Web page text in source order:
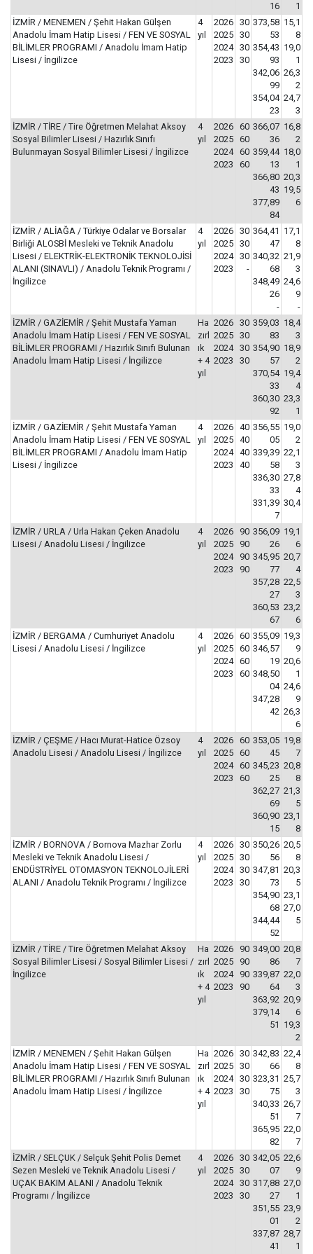
16
1
İZMİR / MENEMEN / Şehit Hakan Gülşen
Anadolu İmam Hatip Lisesi / FEN VE SOSYAL
BİLİMLER PROGRAMI / Anadolu İmam Hatip
Lisesi / İngilizce
4
yıl
2026
2025
2024
2023
30
30
30
30
373,58
53
354,43
93
342,06
99
354,04
23
15,1
8
19,0
1
26,3
2
24,7
3
İZMİR / TİRE / Tire Öğretmen Melahat Aksoy
Sosyal Bilimler Lisesi / Hazırlık Sınıfı
Bulunmayan Sosyal Bilimler Lisesi / İngilizce
4
yıl
2026
2025
2024
2023
60
60
60
60
366,07
36
359,44
13
366,80
43
377,89
84
16,8
2
18,0
1
20,3
19,5
6
İZMİR / ALİAĞA / Türkiye Odalar ve Borsalar
Birliği ALOSBİ Mesleki ve Teknik Anadolu
Lisesi / ELEKTRİK-ELEKTRONİK TEKNOLOJİSİ
ALANI (SINAVLI) / Anadolu Teknik Programı /
İngilizce
4
yıl
2026
2025
2024
2023
30
30
30
-
364,41
47
340,32
68
348,49
26
-
17,1
8
21,9
3
24,6
9
-
İZMİR / GAZİEMİR / Şehit Mustafa Yaman
Anadolu İmam Hatip Lisesi / FEN VE SOSYAL
BİLİMLER PROGRAMI / Hazırlık Sınıfı Bulunan
Anadolu İmam Hatip Lisesi / İngilizce
Ha
zırl
ık
+ 4
yıl
2026
2025
2024
2023
30
30
30
30
359,03
83
354,90
57
370,54
33
360,30
92
18,4
3
18,9
2
19,4
4
23,3
1
İZMİR / GAZİEMİR / Şehit Mustafa Yaman
Anadolu İmam Hatip Lisesi / FEN VE SOSYAL
BİLİMLER PROGRAMI / Anadolu İmam Hatip
Lisesi / İngilizce
4
yıl
2026
2025
2024
2023
40
40
40
40
356,55
05
339,39
58
336,30
33
331,39
7
19,0
2
22,1
3
27,8
4
30,4
İZMİR / URLA / Urla Hakan Çeken Anadolu
Lisesi / Anadolu Lisesi / İngilizce
4
yıl
2026
2025
2024
2023
90
90
90
90
356,09
26
345,95
77
357,28
27
360,53
67
19,1
6
20,7
4
22,5
3
23,2
6
İZMİR / BERGAMA / Cumhuriyet Anadolu
Lisesi / Anadolu Lisesi / İngilizce
4
yıl
2026
2025
2024
2023
60
60
60
60
355,09
346,57
19
348,50
04
347,28
42
19,3
9
20,6
1
24,6
9
26,3
6
İZMİR / ÇEŞME / Hacı Murat-Hatice Özsoy
Anadolu Lisesi / Anadolu Lisesi / İngilizce
4
yıl
2026
2025
2024
2023
60
60
60
60
353,05
45
345,23
25
362,27
69
360,90
15
19,8
7
20,8
8
21,3
5
23,1
8
İZMİR / BORNOVA / Bornova Mazhar Zorlu
Mesleki ve Teknik Anadolu Lisesi /
ENDÜSTRİYEL OTOMASYON TEKNOLOJİLERİ
ALANI / Anadolu Teknik Programı / İngilizce
4
yıl
2026
2025
2024
2023
30
30
30
30
350,26
56
347,81
73
354,90
68
344,44
52
20,5
8
20,3
5
23,1
27,0
5
İZMİR / TİRE / Tire Öğretmen Melahat Aksoy
Sosyal Bilimler Lisesi / Sosyal Bilimler Lisesi /
İngilizce
Ha
zırl
ık
+ 4
yıl
2026
2025
2024
2023
90
90
90
90
349,00
86
339,87
64
363,92
379,14
51
20,8
7
22,0
3
20,9
6
19,3
2
İZMİR / MENEMEN / Şehit Hakan Gülşen
Anadolu İmam Hatip Lisesi / FEN VE SOSYAL
BİLİMLER PROGRAMI / Hazırlık Sınıfı Bulunan
Anadolu İmam Hatip Lisesi / İngilizce
Ha
zırl
ık
+ 4
yıl
2026
2025
2024
2023
30
30
30
30
342,83
66
323,31
75
340,33
51
365,95
82
22,4
8
25,7
3
26,7
7
22,0
7
İZMİR / SELÇUK / Selçuk Şehit Polis Demet
Sezen Mesleki ve Teknik Anadolu Lisesi /
UÇAK BAKIM ALANI / Anadolu Teknik
Programı / İngilizce
4
yıl
2026
2025
2024
2023
30
30
30
30
342,05
07
317,88
27
351,55
01
337,87
41
22,6
9
27,0
1
23,9
2
28,7
1